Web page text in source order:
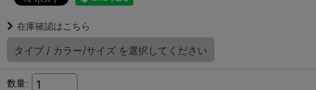
在庫確認はこちら
タイプ / カラー/サイズ を選択してください
数量: